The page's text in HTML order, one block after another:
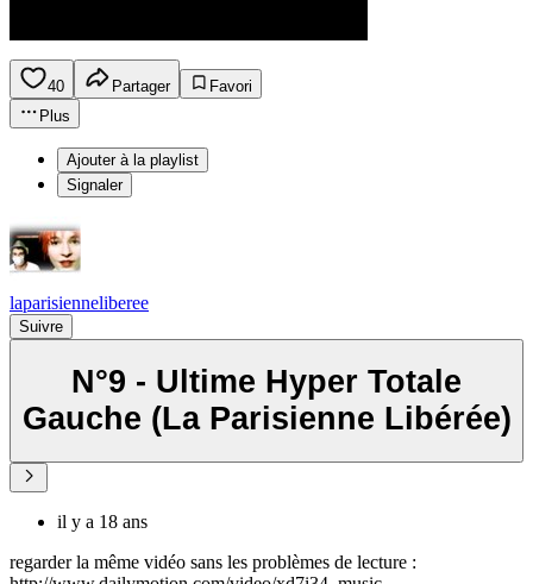
40 Partager
Favori
Plus
Ajouter à la playlist
Signaler
laparisienneliberee
Suivre
N°9 - Ultime Hyper Totale
Gauche (La Parisienne Libérée)
il y a 18 ans
regarder la même vidéo sans les problèmes de lecture :